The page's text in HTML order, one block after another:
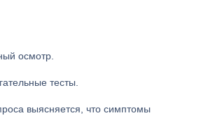
осмотр.
тесты.
выясняется, что симптомы